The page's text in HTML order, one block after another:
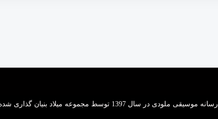
رسانه موسیقی ملودی در سال 1397 توسط مجموعه میلاد بنیان گذاری شده است.